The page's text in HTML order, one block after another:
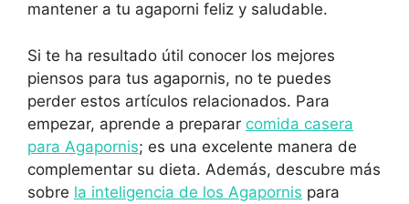
mantener a tu agaporni feliz y saludable.
Si te ha resultado útil conocer los mejores
piensos para tus agapornis, no te puedes
perder estos artículos relacionados. Para
empezar, aprende a preparar comida casera
para Agapornis; es una excelente manera de
complementar su dieta. Además, descubre más
sobre la inteligencia de los Agapornis para